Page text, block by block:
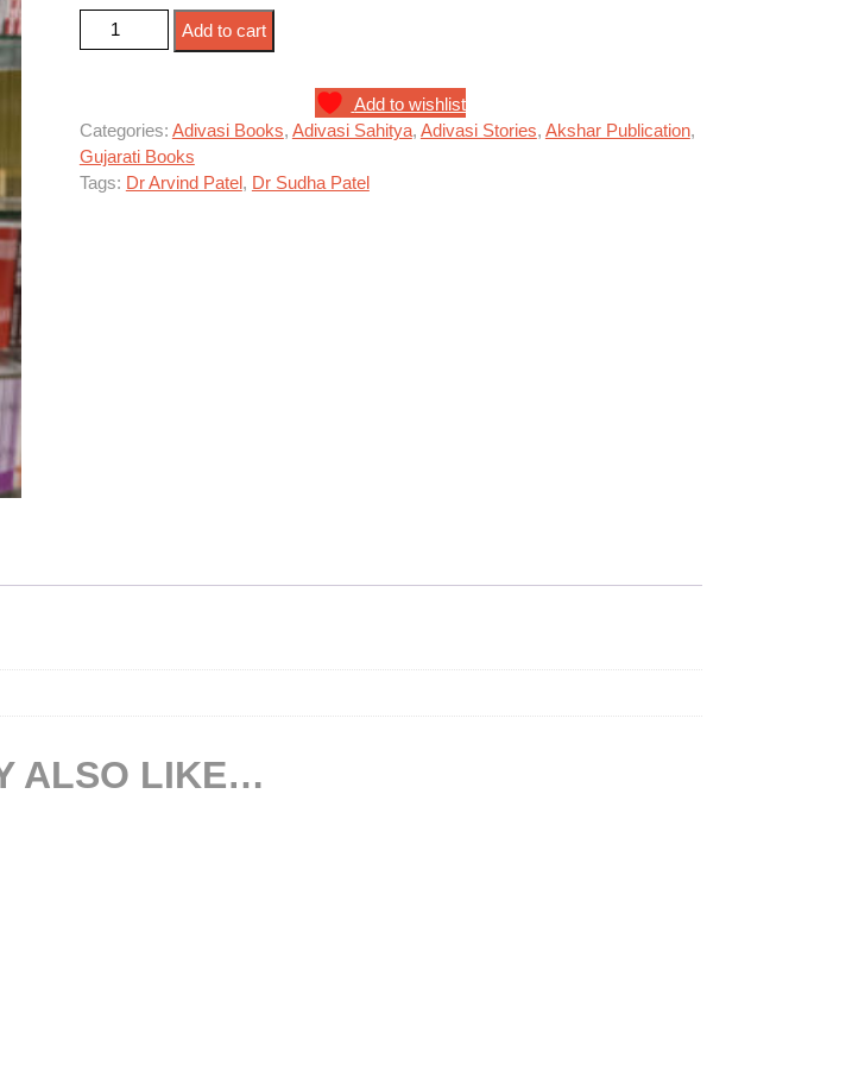
બરામદેવ quantityAdd to cart
Add to wishlist
Categories: Adivasi Books, Adivasi Sahitya, Adivasi Stories, Akshar Publication,
Gujarati Books
Tags: Dr Arvind Patel, Dr Sudha Patel
ALSO LIKE…